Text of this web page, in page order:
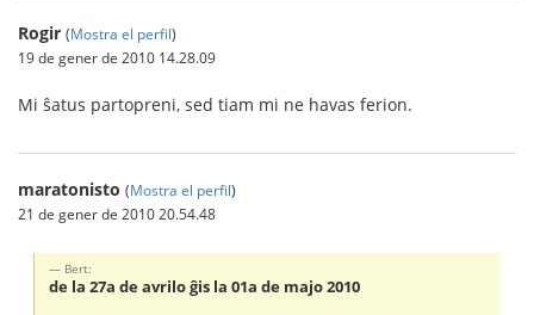
Rogir (Mostra el perfil)
19 de gener de 2010 14.28.09
Mi ŝatus partopreni, sed tiam mi ne havas ferion.
maratonisto (Mostra el perfil)
21 de gener de 2010 20.54.48
Bert:
de la 27a de avrilo ĝis la 01a de majo 2010